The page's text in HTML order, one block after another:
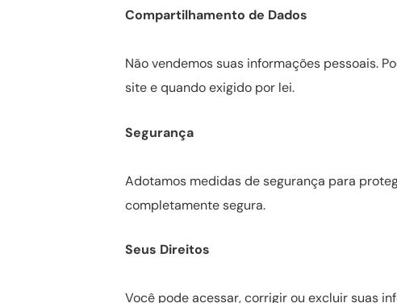
Compartilhamento de Dados
Não vendemos suas informações pessoais.
site e quando exigido por lei.
Segurança
Adotamos medidas de segurança para
completamente segura.
Seus Direitos
Você pode acessar, corrigir ou excluir suas